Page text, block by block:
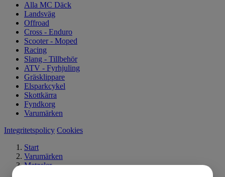
Alla MC Däck
Landsväg
Offroad
Cross - Enduro
Scooter - Moped
Racing
Slang - Tillbehör
ATV - Fyrhjuling
Gräsklippare
Elsparkcykel
Skottkärra
Fyndkorg
Varumärken
Integritetspolicy Cookies
Start
Varumärken
Metzeler